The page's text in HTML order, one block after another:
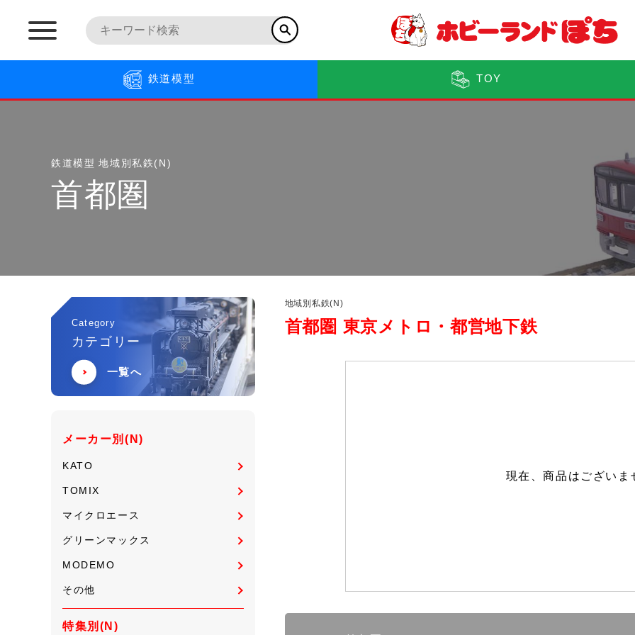
鉄道模型 TOY
鉄道模型 地域別私鉄(N)
首都圏
Category
カテゴリー
一覧へ
メーカー別(N)
KATO
TOMIX
マイクロエース
グリーンマックス
MODEMO
その他
特集別(N)
地域別私鉄(N)
首都圏 東京メトロ・都営地下鉄
現在、商品はございま